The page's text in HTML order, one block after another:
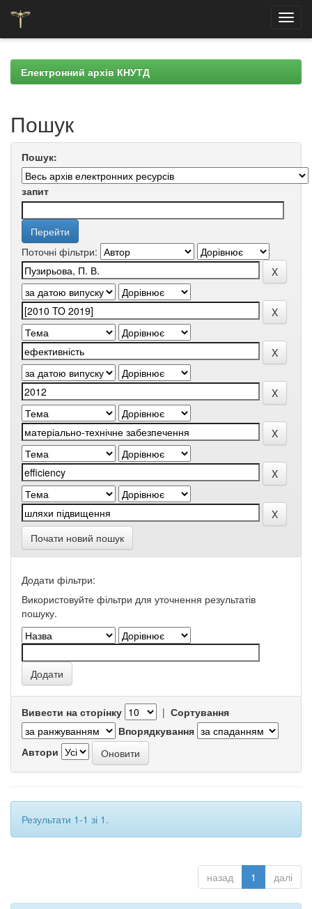
navigationЕлектронний архів КНУТД
Пошук
Пошук:
запит
Поточні фільтри:
Почати новий пошук
Додати фільтри:
Використовуйте фільтри для уточнення результатів
пошуку.
Вивести на сторінку | Сортування
Впорядкування
Автори
Результати 1-1 зі 1.
назад 1 далі